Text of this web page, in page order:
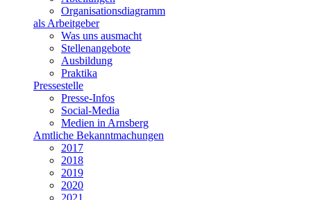
Organisationsdiagramm
als Arbeitgeber
Was uns ausmacht
Stellenangebote
Ausbildung
Praktika
Pressestelle
Presse-Infos
Social-Media
Medien in Arnsberg
Amtliche Bekanntmachungen
2017
2018
2019
2020
2021